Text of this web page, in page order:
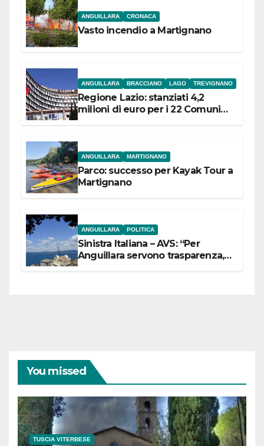
ANGUILLARA CRONACA
Vasto incendio a Martignano
ANGUILLARA BRACCIANO LAGO TREVIGNANO
Regione Lazio: stanziati 4,2
milioni di euro per i 22 Comuni
ANGUILLARA MARTIGNANO
Parco: successo per Kayak Tour a
Martignano
ANGUILLARA POLITICA
Sinistra Italiana – AVS: “Per
Anguillara servono trasparenza,
You missed
TUSCIA VITERBESE